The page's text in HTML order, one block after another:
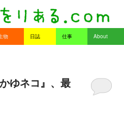
物 日誌 仕事 About
ゆネコ』、最